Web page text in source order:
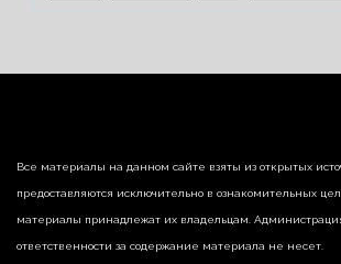
Все материалы на данном сайте взяты из открытых
предоставляются исключительно в ознакомительных
материалы принадлежат их владельцам.
ответственности за содержание материала не несет.